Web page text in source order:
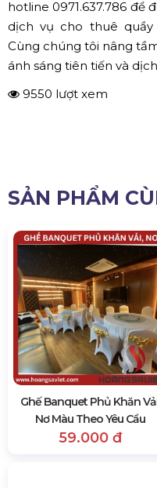
hotline 0971.637.786 để
dịch vụ cho thuê
Cùng chúng tôi nâng
ánh sáng tiên tiến và
9550 lượt xem
SẢN PHẨM
Ghế Banquet Phủ Khăn
Nơ Màu Theo Yêu Cầu
59.000 đ